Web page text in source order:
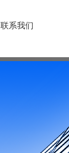
联系我们